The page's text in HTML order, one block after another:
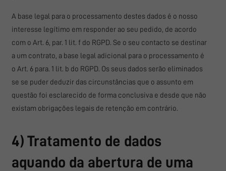
A base legal para o processamento destes dados é o nosso
interesse legítimo em responder ao seu pedido, de acordo
com o Art. 6, par. 1 lit. f do RGPD. Se o seu contacto se destinar
a um contrato, a base legal adicional para o processamento é
o Art. 6 para. 1 lit. b do RGPD. Os seus dados serão eliminados
se se puder deduzir das circunstâncias que o assunto em
questão foi esclarecido de forma conclusiva e desde que não
existam obrigações legais de retenção em contrário.
4) Tratamento de dados
aquando da abertura de uma